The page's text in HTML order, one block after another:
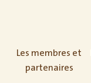
Les membres et
partenaires